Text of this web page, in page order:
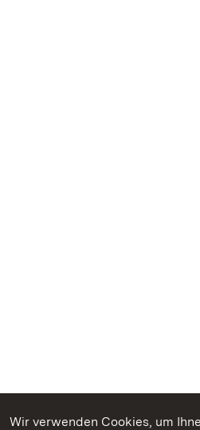
Wir verwenden Cookies, um